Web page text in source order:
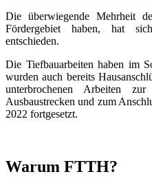
Die überwiegende Mehrheit
Fördergebiet haben, hat
entschieden.
Die Tiefbauarbeiten haben im
wurden auch bereits
unterbrochenen Arbeiten
Ausbaustrecken und zum
2022 fortgesetzt.
Warum FTTH?